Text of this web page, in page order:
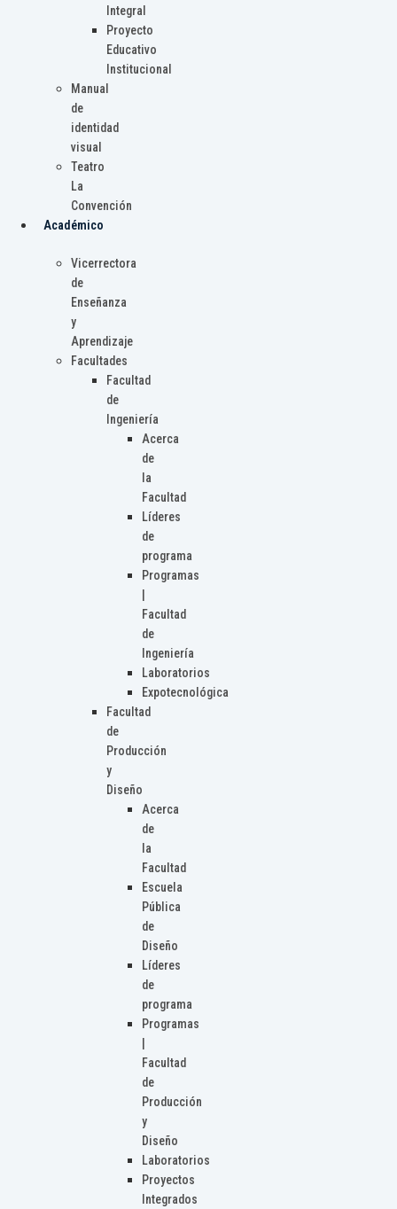
Integral
Proyecto
Educativo
Institucional
Manual
de
identidad
visual
Teatro
La
Convención
Académico
Vicerrectora
de
Enseñanza
y
Aprendizaje
Facultades
Facultad
de
Ingeniería
Acerca
de
la
Facultad
Líderes
de
programa
Programas
Facultad
de
Ingeniería
Laboratorios
Expotecnológica
Facultad
de
Producción
y
Diseño
Acerca
de
la
Facultad
Escuela
Pública
de
Diseño
Líderes
de
programa
Programas
Facultad
de
Producción
y
Diseño
Laboratorios
Proyectos
Integrados